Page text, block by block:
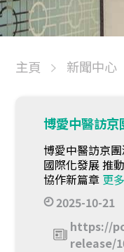
主頁 新聞中心
博愛中醫訪
博愛中醫訪京
國際化發展 推
協作新篇章 更多
2025-10-21
https://
release/